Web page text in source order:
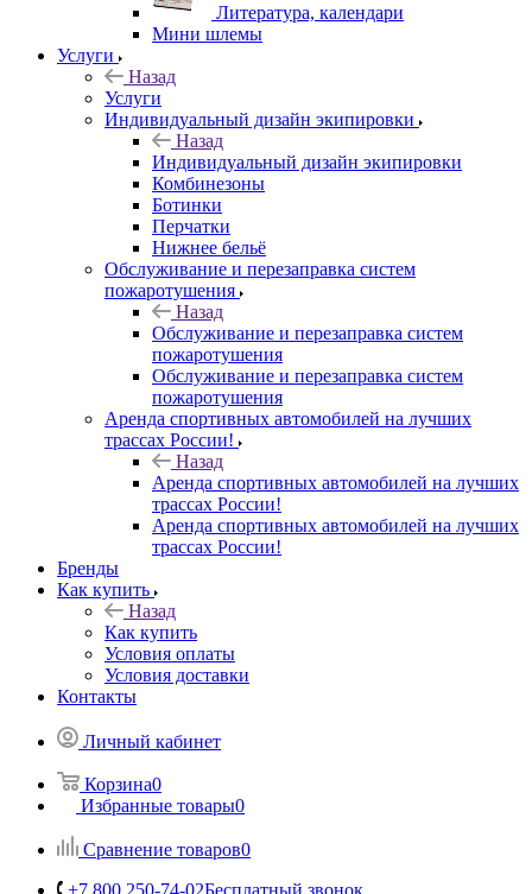
Литература, календари
Мини шлемы
Услуги
Назад
Услуги
Индивидуальный дизайн экипировки
Назад
Индивидуальный дизайн экипировки
Комбинезоны
Ботинки
Перчатки
Нижнее бельё
Обслуживание и перезаправка систем
пожаротушения
Назад
Обслуживание и перезаправка систем
пожаротушения
Обслуживание и перезаправка систем
пожаротушения
Аренда спортивных автомобилей на лучших
трассах России!
Назад
Аренда спортивных автомобилей на лучших
трассах России!
Аренда спортивных автомобилей на лучших
трассах России!
Бренды
Как купить
Назад
Как купить
Условия оплаты
Условия доставки
Контакты
Личный кабинет
Корзина0
Избранные товары0
Сравнение товаров0
+7 800 250-74-02Бесплатный звонок